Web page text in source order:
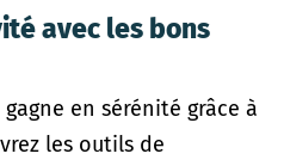
avec les bons
en sérénité grâce à
les outils de